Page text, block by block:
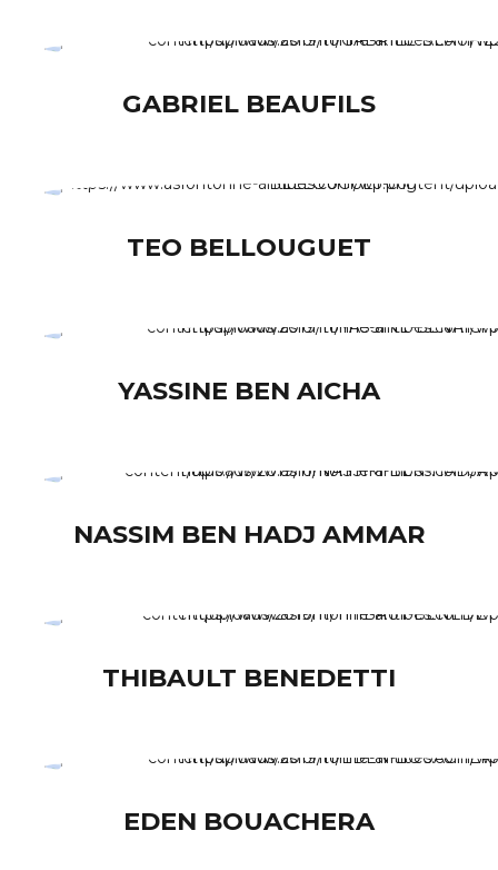
GABRIEL BEAUFILS
TEO BELLOUGUET
YASSINE BEN AICHA
NASSIM BEN HADJ AMMAR
THIBAULT BENEDETTI
EDEN BOUACHERA